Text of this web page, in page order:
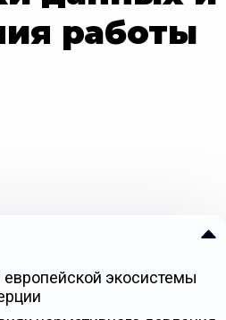
работы
европейской экосистемы